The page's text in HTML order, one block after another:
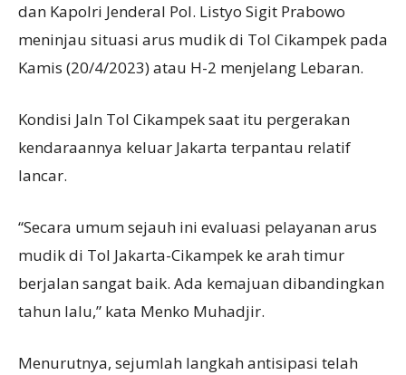
dan Kapolri Jenderal Pol. Listyo Sigit Prabowo
meninjau situasi arus mudik di Tol Cikampek pada
Kamis (20/4/2023) atau H-2 menjelang Lebaran.
Kondisi Jaln Tol Cikampek saat itu pergerakan
kendaraannya keluar Jakarta terpantau relatif
lancar.
“Secara umum sejauh ini evaluasi pelayanan arus
mudik di Tol Jakarta-Cikampek ke arah timur
berjalan sangat baik. Ada kemajuan dibandingkan
tahun lalu,” kata Menko Muhadjir.
Menurutnya, sejumlah langkah antisipasi telah